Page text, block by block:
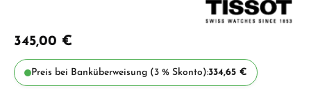
345,00 €
Preis bei Banküberweisung (3 % Skonto):334,65 €